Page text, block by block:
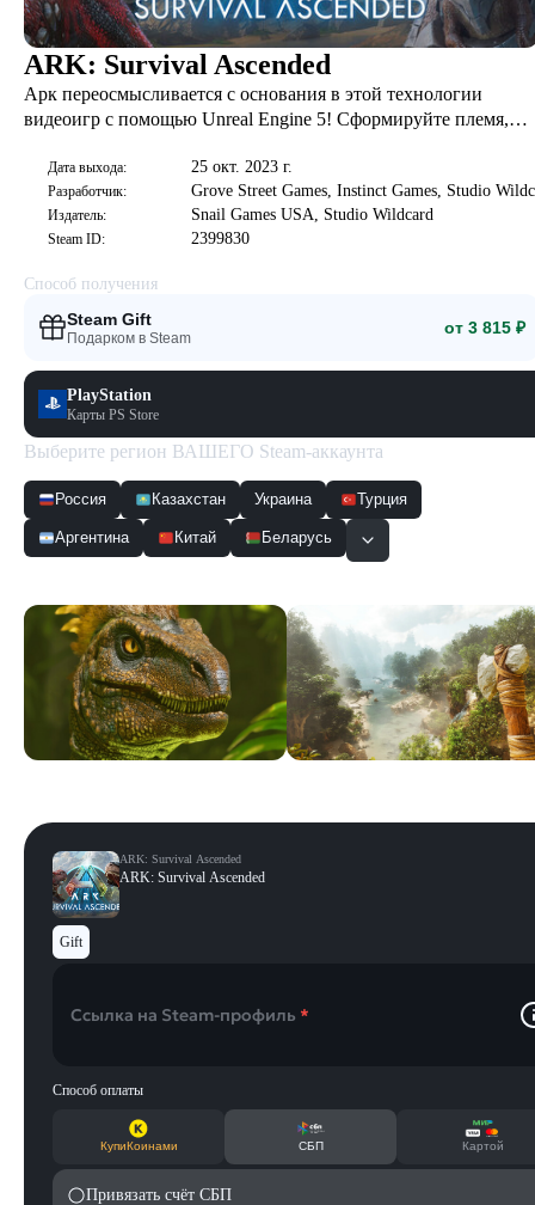
ARK: Survival Ascended
Арк переосмысливается с основания в этой технологии
видеоигр с помощью Unreal Engine 5! Сформируйте племя,
первобытных существ, исследуйте, создайте, строите, строите
и пробитесь на вершину пищевой цепи. Ваш новый мир
Дата выхода: 25 окт. 2023 г.
Разработчик: Grove Street Games, Instinct Games, Studio
Издатель: Snail Games USA, Studio Wildcard
Steam ID: 2399830
Способ получения
Steam Gift
Подарком в Steam
от 3 815 ₽
PlayStation
Карты PS Store
Выберите регион ВАШЕГО Steam-аккаунта
Россия Казахстан Украина Турция
Аргентина Китай Беларусь
ARK: Survival Ascended
ARK: Survival Ascended
Gift
Ссылка на Steam-профиль *
Способ оплаты
КупиКоинами СБП Картой
Привязать счёт СБП